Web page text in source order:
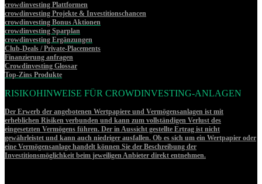
crowdinvesting Plattformen
crowdinvesting Projekte & Investitionschancen
crowdinvesting Bonus Aktionen
crowdinvesting Sparplan
crowdinvesting Ergänzungen
Club-Deals / Private-Placements
Finanzierung anfragen
Crowdinvesting Glossar
Top-Zins Produkte
RISIKOHINWEISE FÜR CROWDINVESTING-ANLAGEN
Der Erwerb der angebotenen Wertpapiere und Vermögensanlagen ist mit
erheblichen Risiken verbunden und kann zum vollständigen Verlust des
eingesetzten Vermögens führen. Der in Aussicht gestellte Ertrag ist nicht
gewährleistet und kann auch niedriger ausfallen. Ob es sich um ein Wertpapier oder
eine Vermögensanlage handelt können Sie der Beschreibung der
Investitionsmöglichkeit beim jeweiligen Anbieter direkt entnehmen.